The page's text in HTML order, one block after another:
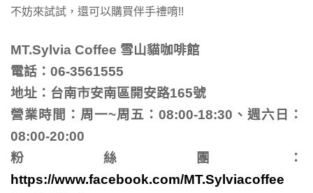
不妨來試試，還可以購買伴手禮唷!!
MT.Sylvia Coffee 雪山貓咖啡館
電話：06-3561555
地址：台南市安南區開安路165號
營業時間：周一~周五：08:00-18:30、週六日：
08:00-20:00
粉絲團：
https://www.facebook.com/MT.Sylviacoffee